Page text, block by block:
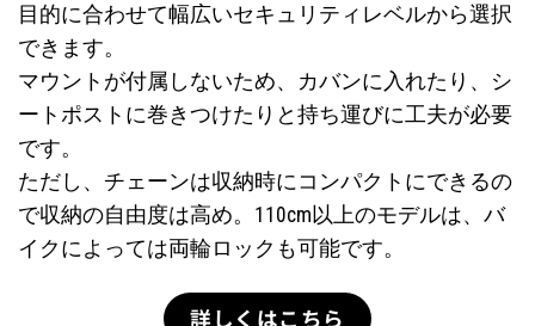
目的に合わせて幅広いセキュリティレベルから選択
できます。
マウントが付属しないため、カバンに入れたり、シ
ートポストに巻きつけたりと持ち運びに工夫が必要
です。
ただし、チェーンは収納時にコンパクトにできるの
で収納の自由度は高め。110cm以上のモデルは、バ
イクによっては両輪ロックも可能です。
詳しくはこちら